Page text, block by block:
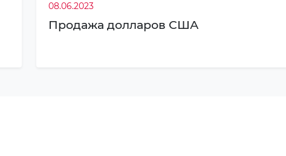
08.06.2023
Продажа долларов США